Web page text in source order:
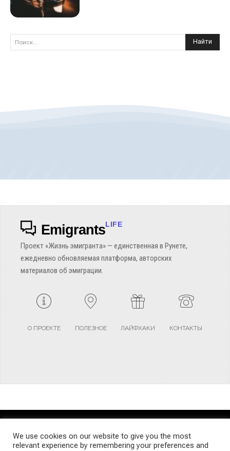
Поиск... Найти
EmigrantsLIFE
Проект «Жизнь эмигранта» — единственная в Рунете,
ежедневно обновляемая платформа, авторских
материалов об эмиграции.
О ПРОЕКТЕ ПОЛЕЗНОЕ ЛАЙФХАКИ КОНТАКТЫ
TERMS AND CONDITIONS PRIVACY POLICY SITEMAP
We use cookies on our website to give you the most
relevant experience by remembering your preferences and